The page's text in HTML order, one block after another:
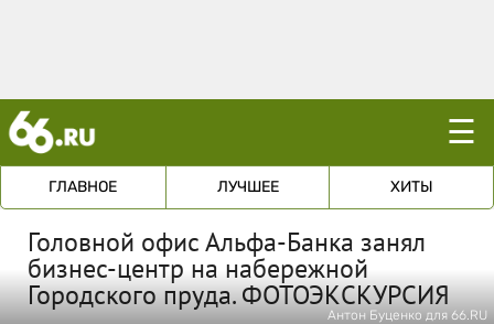
☰
ГЛАВНОЕ ЛУЧШЕЕ ХИТЫ
Головной офис Альфа-Банка занял
бизнес-центр на набережной
Городского пруда. ФОТОЭКСКУРСИЯ
Антон Буценко для 66.RU